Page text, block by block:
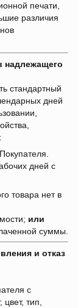
печати,
различия
надлежащего
стандартный
дней
дней с
товара нет в
или
суммы.
и отказ
с
тип,